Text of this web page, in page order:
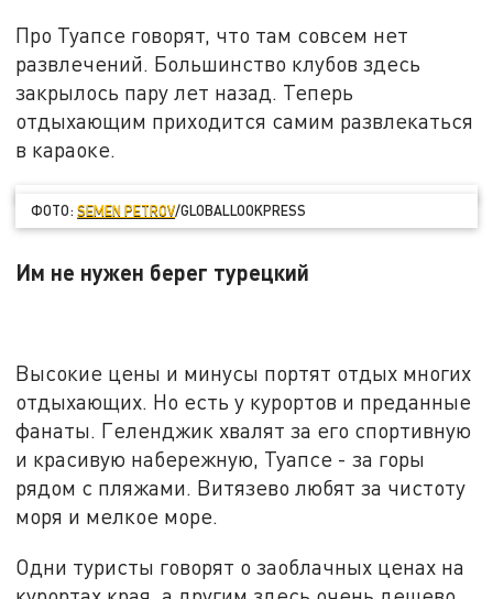
Про Туапсе говорят, что там совсем нет
развлечений. Большинство клубов здесь
закрылось пару лет назад. Теперь
отдыхающим приходится самим развлекаться
в караоке.
ФОТО:SEMEN PETROV/GLOBALLOOKPRESS
Им не нужен берег турецкий
Высокие цены и минусы портят отдых многих
отдыхающих. Но есть у курортов и преданные
фанаты. Геленджик хвалят за его спортивную
и красивую набережную, Туапсе - за горы
рядом с пляжами. Витязево любят за чистоту
моря и мелкое море.
Одни туристы говорят о заоблачных ценах на